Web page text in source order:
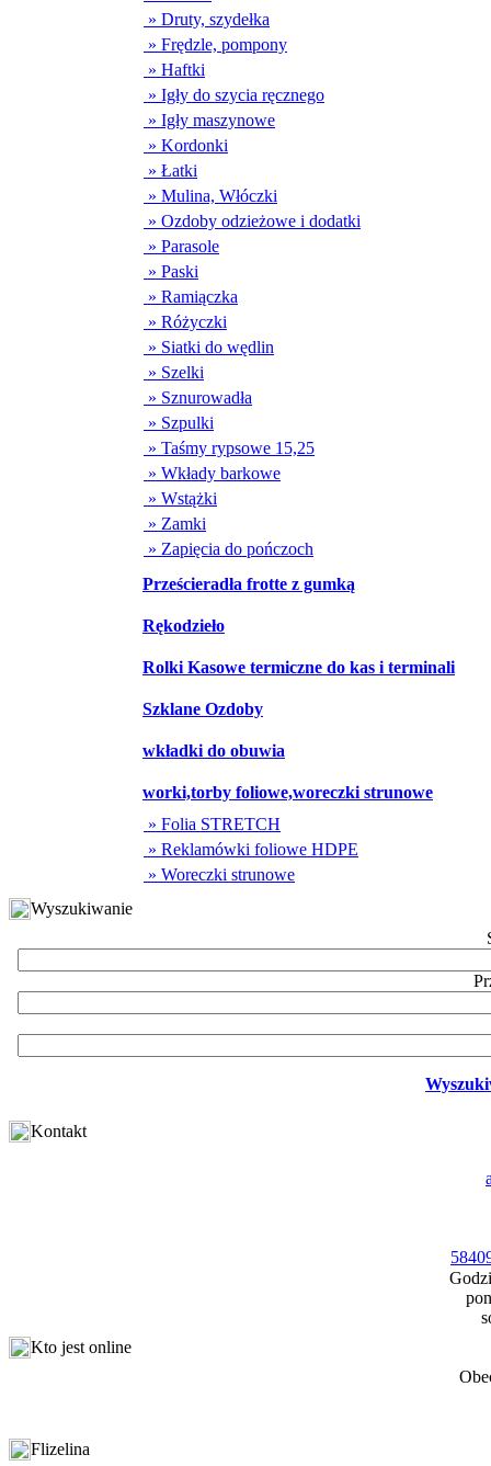
» Druty, szydełka
» Frędzle, pompony
» Haftki
» Igły do szycia ręcznego
» Igły maszynowe
» Kordonki
» Łatki
» Mulina, Włóczki
» Ozdoby odzieżowe i dodatki
» Parasole
» Paski
» Ramiączka
» Różyczki
» Siatki do wędlin
» Szelki
» Sznurowadła
» Szpulki
» Taśmy rypsowe 15,25
» Wkłady barkowe
» Wstążki
» Zamki
» Zapięcia do pończoch
Prześcieradła frotte z gumką
Rękodzieło
Rolki Kasowe termiczne do kas i terminali
Szklane Ozdoby
wkładki do obuwia
worki,torby foliowe,woreczki strunowe
» Folia STRETCH
» Reklamówki foliowe HDPE
» Woreczki strunowe
Wyszukiwanie
Kontakt
Kto jest online
Flizelina